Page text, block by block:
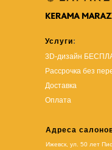
Услуги:
3D-дизайн
Рассрочка без
Доставка
Оплата
Адреса
Ижевск, ул. 50 лет